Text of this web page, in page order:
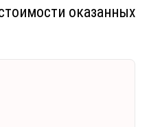
оказанных